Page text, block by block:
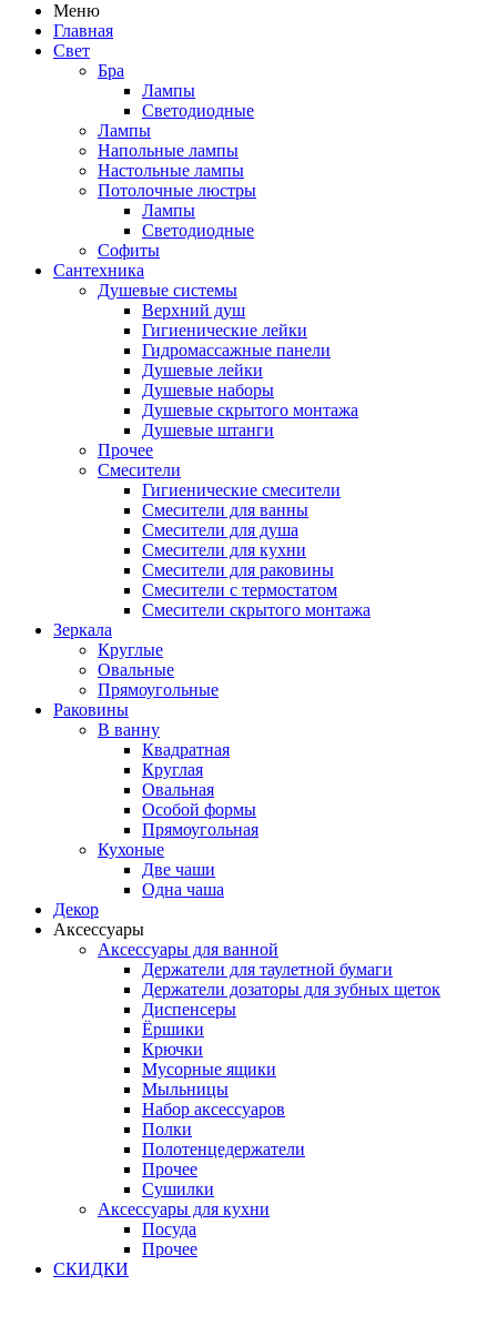
Меню
Главная
Свет
Бра
Лампы
Светодиодные
Лампы
Напольные лампы
Настольные лампы
Потолочные люстры
Лампы
Светодиодные
Софиты
Сантехника
Душевые системы
Верхний душ
Гигиенические лейки
Гидромассажные панели
Душевые лейки
Душевые наборы
Душевые скрытого монтажа
Душевые штанги
Прочее
Смесители
Гигиенические смесители
Смесители для ванны
Смесители для душа
Смесители для кухни
Смесители для раковины
Смесители с термостатом
Смесители скрытого монтажа
Зеркала
Круглые
Овальные
Прямоугольные
Раковины
В ванну
Квадратная
Круглая
Овальная
Особой формы
Прямоугольная
Кухоные
Две чаши
Одна чаша
Декор
Аксессуары
Аксессуары для ванной
Держатели для таулетной бумаги
Держатели дозаторы для зубных щеток
Диспенсеры
Ёршики
Крючки
Мусорные ящики
Мыльницы
Набор аксессуаров
Полки
Полотенцедержатели
Прочее
Сушилки
Аксессуары для кухни
Посуда
Прочее
СКИДКИ